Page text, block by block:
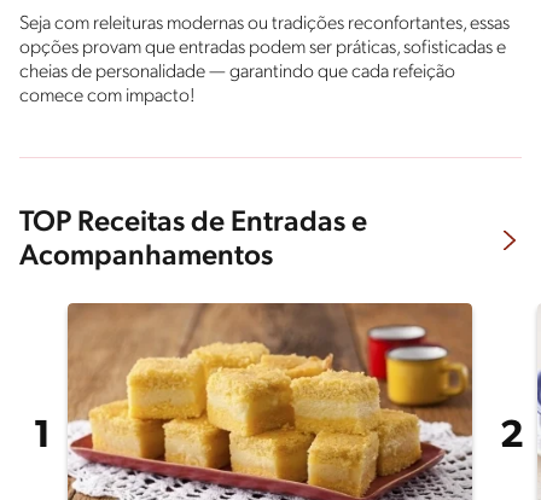
Seja com releituras modernas ou tradições reconfortantes, essas
opções provam que entradas podem ser práticas, sofisticadas e
cheias de personalidade — garantindo que cada refeição
comece com impacto!
TOP Receitas de Entradas e
Acompanhamentos